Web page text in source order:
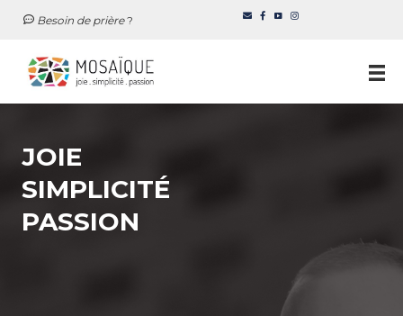
au
contenu
Besoin de prière?
JOIE
SIMPLICITÉ
PASSION